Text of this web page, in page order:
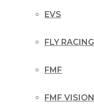
EVS
FLY RACING
FMF
FMF VISION